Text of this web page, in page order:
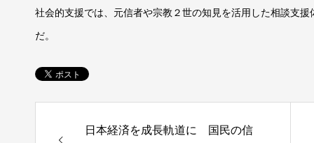
社会的支援では、元信者や宗教２世の知見を活用した相談支
だ。
日本経済を成長軌道に 国民の信